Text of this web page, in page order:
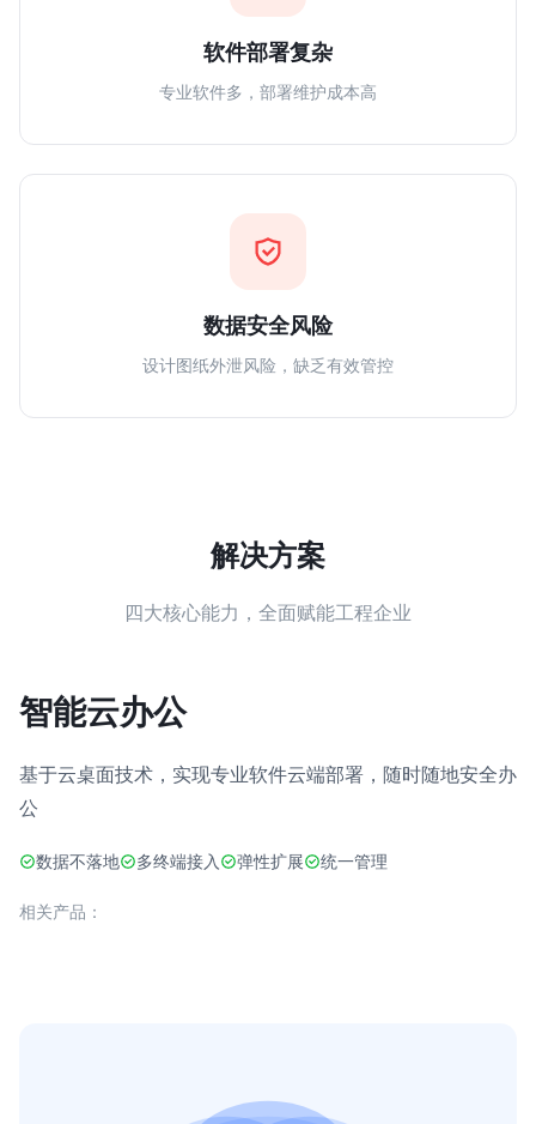
软件部署复杂
专业软件多，部署维护成本高
数据安全风险
设计图纸外泄风险，缺乏有效管控
解决方案
四大核心能力，全面赋能工程企业
智能云办公
基于云桌面技术，实现专业软件云端部署，随时随地安全办
公
数据不落地 多终端接入 弹性扩展 统一管理
相关产品：